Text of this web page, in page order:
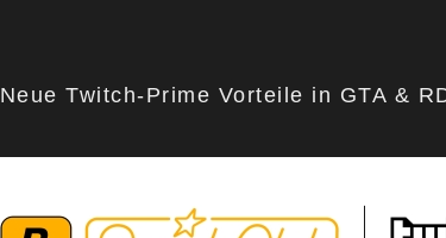
Neue Twitch-Prime Vorteile in GTA &